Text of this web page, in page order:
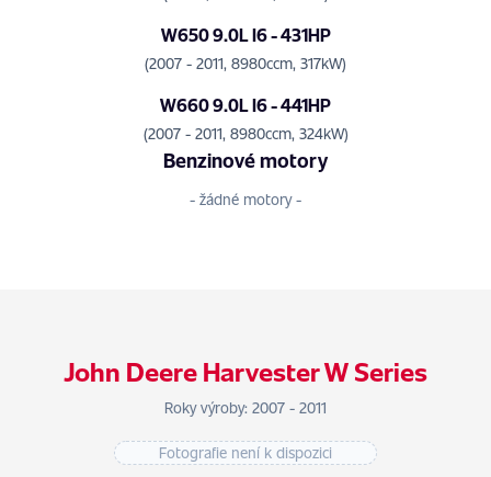
W650 9.0L I6 - 431HP
(2007 - 2011, 8980ccm, 317kW)
W660 9.0L I6 - 441HP
(2007 - 2011, 8980ccm, 324kW)
Benzinové motory
- žádné motory -
John Deere Harvester W Series
Roky výroby: 2007 - 2011
Fotografie není k dispozici